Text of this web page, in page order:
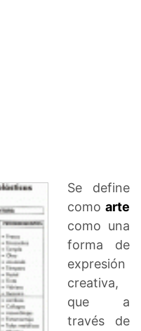
Se define
como arte
como una
forma de
expresión
creativa,
que a
través de